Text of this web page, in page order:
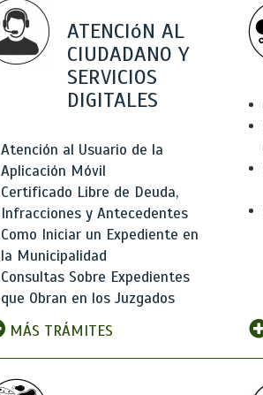
ATENCIóN AL
CIUDADANO Y
SERVICIOS
DIGITALES
Atención al Usuario de la
Aplicación Móvil
Certificado Libre de Deuda,
Infracciones y Antecedentes
Como Iniciar un Expediente en
la Municipalidad
Consultas Sobre Expedientes
que Obran en los Juzgados
MÁS TRÁMITES